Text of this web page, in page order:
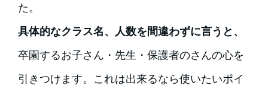
た。
具体的なクラス名、人数を間違わずに言うと、
卒園するお子さん・先生・保護者のさんの心を
引きつけます。これは出来るなら使いたいポイ